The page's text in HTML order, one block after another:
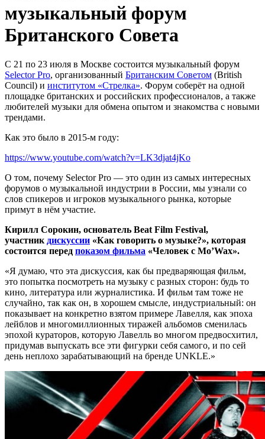
музыкальный форум
Британского Совета
C 21 по 23 июля в Москве состоится музыкальный форум
Selector Pro, организованный Британским Советом (British
Council) и институтом «Стрелка». Форум соберёт на одной
площадке британских и российских профессионалов, а также
любителей музыки для обмена опытом и знакомства с новыми
трендами.
Как это было в 2015-м году:
https://www.youtube.com/watch?v=LK3djat4jKo
О том, почему Selector Pro — это один из самых интересных
форумов о музыкальной индустрии в России, мы узнали со
слов спикеров и игроков музыкального рынка, которые
примут в нём участие.
Кирилл Сорокин, основатель Beat Film Festival,
участник дискуссии «Как говорить о музыке?», которая
состоится перед показом фильма «Человек с Mo’Wax».
«Я думаю, что эта дискуссия, как бы предваряющая фильм,
это попытка посмотреть на музыку с разных сторон: будь то
кино, литература или журналистика. И фильм там тоже не
случайно, так как он, в хорошем смысле, индустриальный: он
показывает на конкретно взятом примере Лавелля, как эпоха
лейблов и многомиллионных тиражей альбомов сменилась
эпохой кураторов, которую Лавелль во многом предвосхитил,
придумав выпускать все эти фигурки себя самого, и по сей
день неплохо зарабатывающий на бренде UNKLE.»